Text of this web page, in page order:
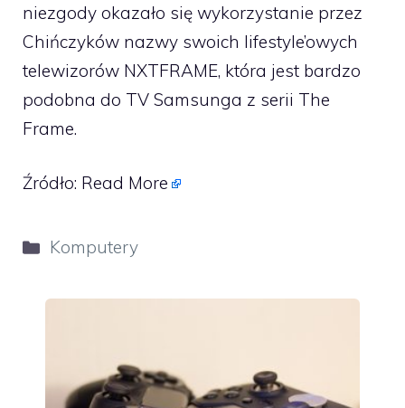
niezgody okazało się wykorzystanie przez
Chińczyków nazwy swoich lifestyle’owych
telewizorów NXTFRAME, która jest bardzo
podobna do TV Samsunga z serii The
Frame.
Źródło: Read More
Kategorie
Komputery